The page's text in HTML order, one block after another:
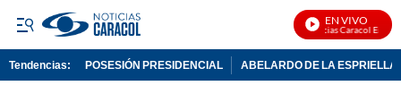
EN VIVO
Noticias Caracol En Vivo
Tendencias: POSESIÓN PRESIDENCIAL ABELARDO DE LA ESPRIELLA